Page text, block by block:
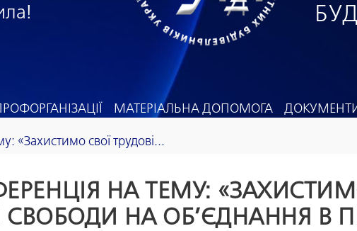
ПРОФОРГАНІЗАЦІЇ МАТЕРІАЛЬНА ДОПОМОГА
«Захистимо свої трудові...
НА ТЕМУ:
І СВОБОДИ НА ОБ’ЄДНАННЯ В